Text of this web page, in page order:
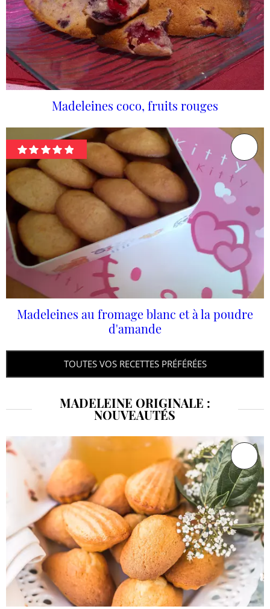
Madeleines coco, fruits rouges
Madeleines au fromage blanc et à la poudre
d'amande
TOUTES VOS RECETTES PRÉFÉRÉES
MADELEINE ORIGINALE :
NOUVEAUTÉS